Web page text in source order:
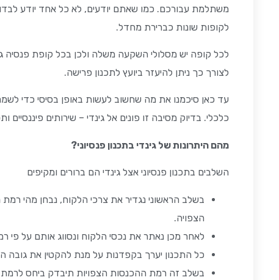
משתלמת עבורכם. כמו שאתם יודעים, לא כל אחד יודע
לקופות שונות כברירת מחדל.
לכל קופה יש מסלולי השקעה משלה ולכן בכל קופת
לצורך כך ניתן להיעזר ביועץ לתכנון פרישה.
עד כאן סיכמנו את מה שחשוב לעשות באופן בסיסי כדי
כלכלי. בדיוק מסיבה זו פונים אל גינדי – שירותים פיננסיים
מהם היתרונות של גינדי בתכנון פנסיוני?
השלבים בתכנון פנסיוני אצל גינדי הם ברורים ומקיפים
בשלב הראשוני נגדיר את צרכי הלקוח, נבחן מהי
הצפויה.
לאחר מכן נאתר את נכסי הלקוח ונסווג אותם על
כל התכנון יערך בקפדנות על מנת להקטין את גובה
בשלב זה רמת ההכנסות הצפויות תיבדק ביחס